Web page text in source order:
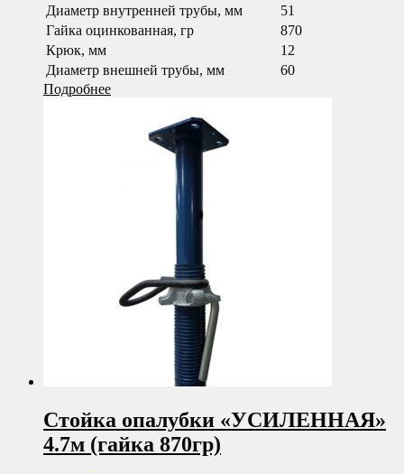
Диаметр внутренней трубы, мм
51
Гайка оцинкованная, гр
870
Крюк, мм
12
Диаметр внешней трубы, мм
60
Подробнее
Стойка опалубки «УСИЛЕННАЯ»
4.7м (гайка 870гр)